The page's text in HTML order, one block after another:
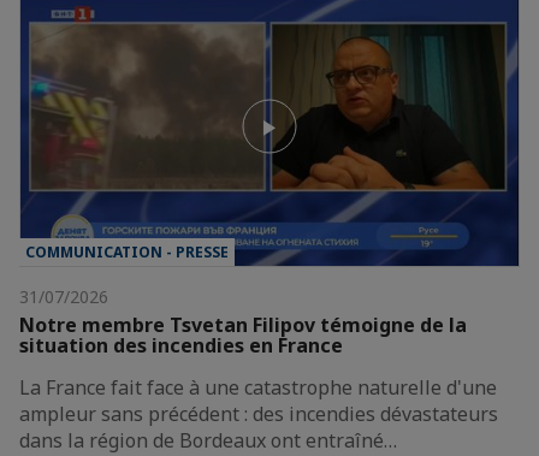
COMMUNICATION - PRESSE
31/07/2026
Notre membre Tsvetan Filipov témoigne de la
situation des incendies en France
La France fait face à une catastrophe naturelle d'une
ampleur sans précédent : des incendies dévastateurs
dans la région de Bordeaux ont entraîné…